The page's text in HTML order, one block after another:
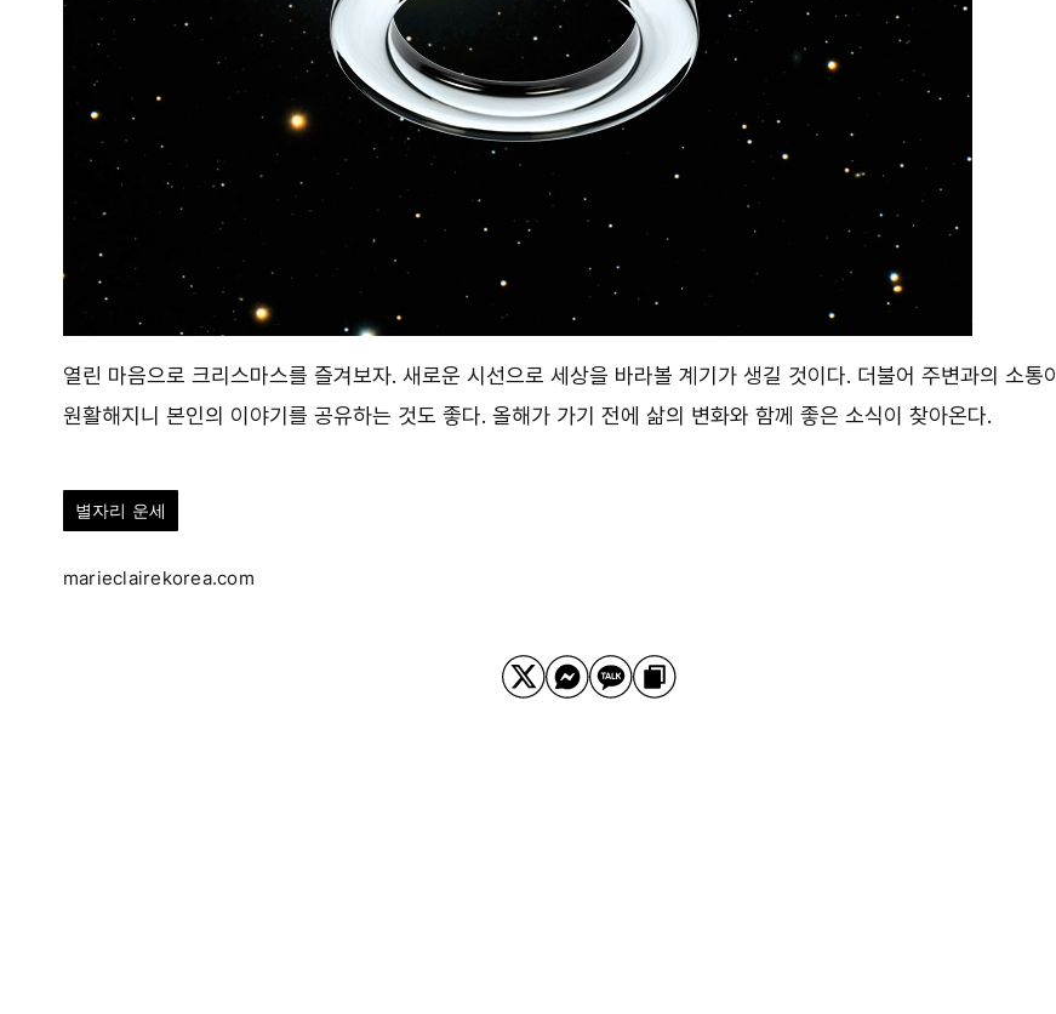
열린 마음으로 크리스마스를 즐겨보자. 새로운 시선으로 세상을 바라볼 계기가 생길 것이다. 더불어 주변과의 소통이
원활해지니 본인의 이야기를 공유하는 것도 좋다. 올해가 가기 전에 삶의 변화와 함께 좋은 소식이 찾아온다.
별자리 운세
marieclairekorea.com